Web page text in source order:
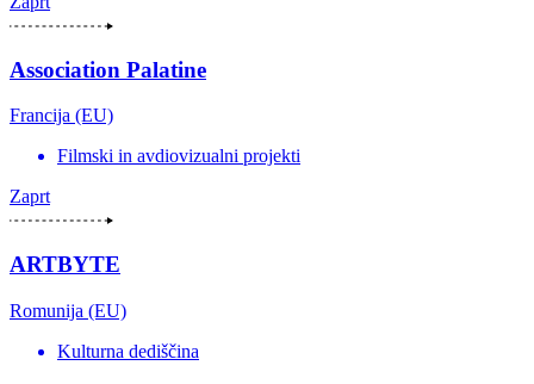
Association Palatine
Francija (EU)
Filmski in avdiovizualni projekti
Zaprt
ARTBYTE
Romunija (EU)
Kulturna dediščina